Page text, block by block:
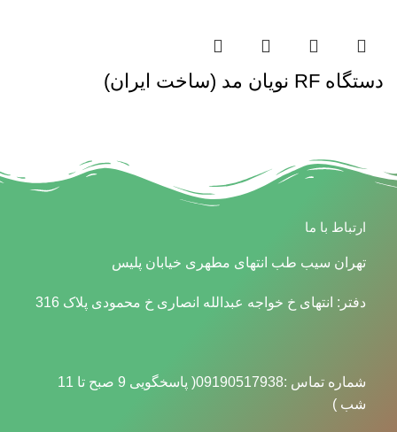
دستگاه RF نویان مد (ساخت ایران)
ارتباط با ما
تهران سیب طب انتهای مطهری خیابان پلیس
دفتر: انتهای خ خواجه عبدالله انصاری خ محمودی پلاک 316
شماره تماس :09190517938( پاسخگویی 9 صبح تا 11
شب )